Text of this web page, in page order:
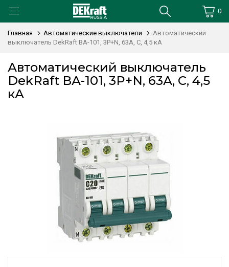
0
Главная Автоматические выключатели
Автоматический
выключатель DekRaft ВА-101, 3P+N, 63А, С, 4,5 кА
Автоматический выключатель
DekRaft ВА-101, 3P+N, 63А, С, 4,5
кА